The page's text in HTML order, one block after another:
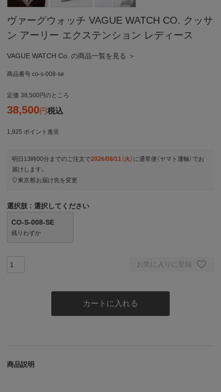
ヴァーグウォッチ VAGUE WATCH CO. クッサ
ン アーリー エクステンション レディース
VAGUE WATCH Co. の商品一覧を見る ＞
商品番号 co-s-008-se
定価 38,500 のところ
38,500 税込
1,925 ポイント進呈
明日 13時00分 までのご注文で2026/08/11（火） に通常便（ヤマト運輸） でお
届けします。
東京都お届け先を変更
選択肢 選択してください
CO-S-008-SE
残りわずか
お気に入りに登録
カートに入れる
商品説明